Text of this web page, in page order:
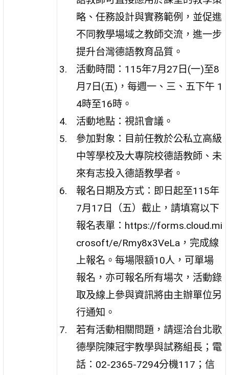
略、任務設計與實務範例，並促進
不同教學場域之教師交流，進一步
提升台灣德語教育品質。
活動時間：115年7月27日(一)至8
月7日(五)，每週一、三、五下午 1
4時至16時。
活動地點：視訊會議。
參加對象：目前任教於公私立高級
中等學校及大專院校德語教師、未
來有志投入德語教學者。
報名日期及方式：即日起至115年
7月17日（五）截止，請填寫以下
報名表單：https://forms.cloud.mi
crosoft/e/Rmy8x3VeLa，完成線
上報名。每場限額10人，可單場
報名，亦可報名所有場次，活動錄
取及線上參與資訊將由主辦單位另
行通知。
若有活動相關問題，請逕洽台北歌
德學院陳冠宇教學與試務組長；電
話：02-2365-7294分機117；信